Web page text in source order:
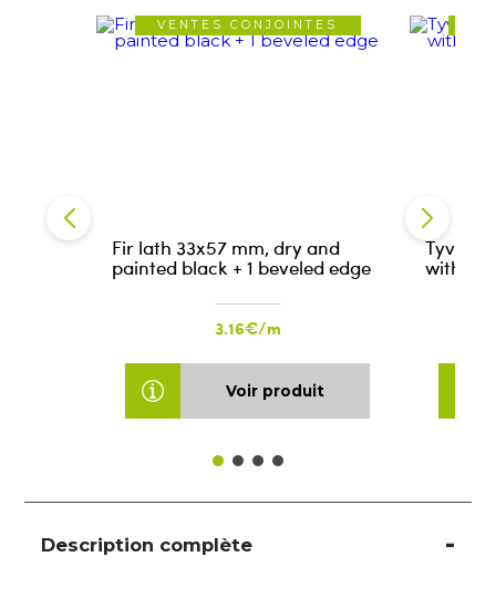
VENTES CONJOINTES
Fir lath 33x57 mm, dry and
painted black + 1 beveled edge
3.16€/m
Voir produit
Tyvek
with
Description complète